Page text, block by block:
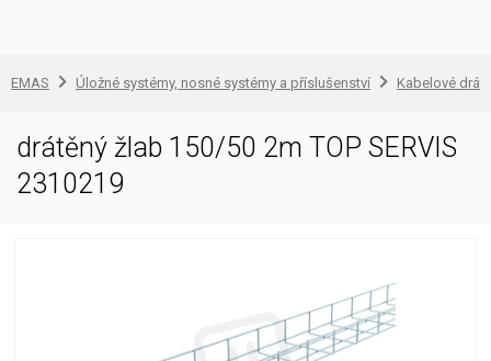
EMAS Úložné systémy, nosné systémy a příslušenství Kabelové
drátěný žlab 150/50 2m TOP SERVIS
2310219